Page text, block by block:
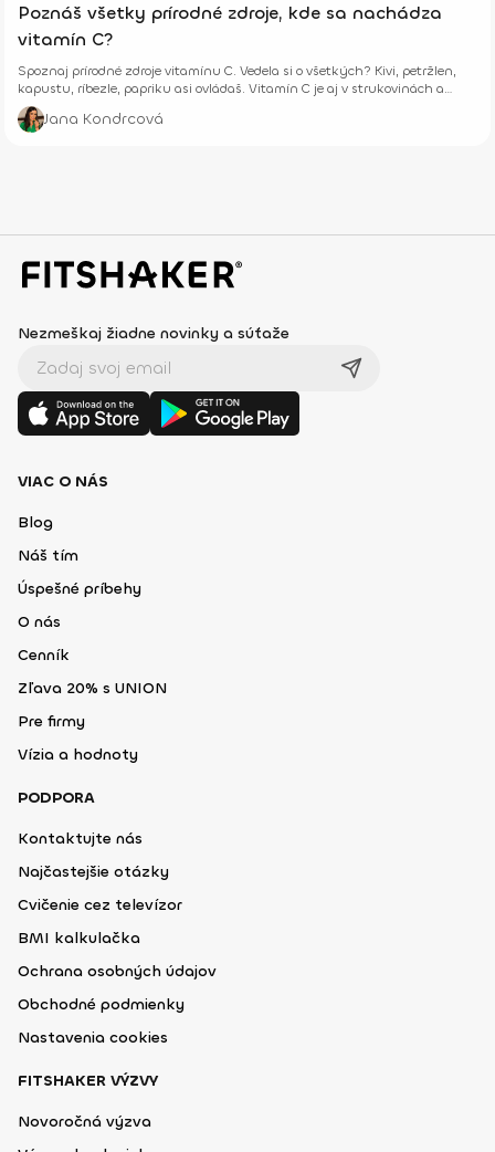
Poznáš všetky prírodné zdroje, kde sa nachádza
vitamín C?
Spoznaj prírodné zdroje vitamínu C. Vedela si o všetkých? Kivi, petržlen,
kapustu, ríbezle, papriku asi ovládaš. Vitamín C je aj v strukovinách a
orechoch!
Jana Kondrcová
Nezmeškaj žiadne novinky a súťaže
VIAC O NÁS
Blog
Náš tím
Úspešné príbehy
O nás
Cenník
Zľava 20% s UNION
Pre firmy
Vízia a hodnoty
PODPORA
Kontaktujte nás
Najčastejšie otázky
Cvičenie cez televízor
BMI kalkulačka
Ochrana osobných údajov
Obchodné podmienky
Nastavenia cookies
FITSHAKER VÝZVY
Novoročná výzva